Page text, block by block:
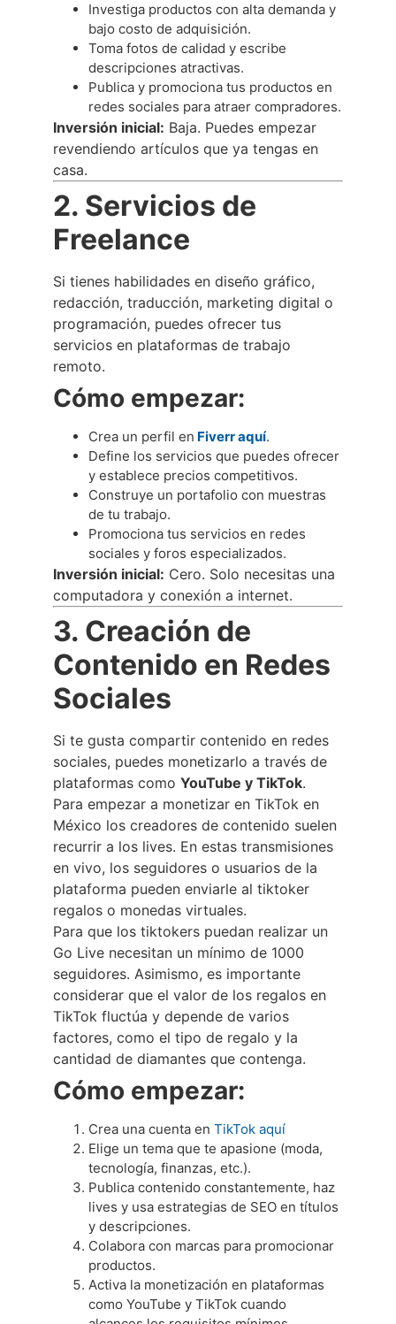
Investiga productos con alta demanda y
bajo costo de adquisición.
Toma fotos de calidad y escribe
descripciones atractivas.
Publica y promociona tus productos en
redes sociales para atraer compradores.
Inversión inicial: Baja. Puedes empezar
revendiendo artículos que ya tengas en
casa.
2. Servicios de
Freelance
Si tienes habilidades en diseño gráfico,
redacción, traducción, marketing digital o
programación, puedes ofrecer tus
servicios en plataformas de trabajo
remoto.
Cómo empezar:
Crea un perfil en Fiverr aquí.
Define los servicios que puedes ofrecer
y establece precios competitivos.
Construye un portafolio con muestras
de tu trabajo.
Promociona tus servicios en redes
sociales y foros especializados.
Inversión inicial: Cero. Solo necesitas una
computadora y conexión a internet.
3. Creación de
Contenido en Redes
Sociales
Si te gusta compartir contenido en redes
sociales, puedes monetizarlo a través de
plataformas como YouTube y TikTok.
Para empezar a monetizar en TikTok en
México los creadores de contenido suelen
recurrir a los lives. En estas transmisiones
en vivo, los seguidores o usuarios de la
plataforma pueden enviarle al tiktoker
regalos o monedas virtuales.
Para que los tiktokers puedan realizar un
Go Live necesitan un mínimo de 1000
seguidores. Asimismo, es importante
considerar que el valor de los regalos en
TikTok fluctúa y depende de varios
factores, como el tipo de regalo y la
cantidad de diamantes que contenga.
Cómo empezar:
Crea una cuenta en TikTok aquí
Elige un tema que te apasione (moda,
tecnología, finanzas, etc.).
Publica contenido constantemente, haz
lives y usa estrategias de SEO en títulos
y descripciones.
Colabora con marcas para promocionar
productos.
Activa la monetización en plataformas
como YouTube y TikTok cuando